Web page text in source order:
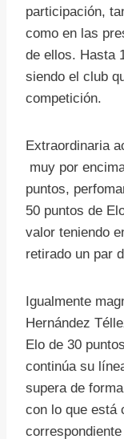
participación,
como en las
de ellos. Hasta
siendo el club
competición.
Extraordinaria
muy por
puntos,
50 puntos de
valor teniendo
retirado un par
Igualmente
Hernández
Elo de 30
continúa su
supera de
con lo que está